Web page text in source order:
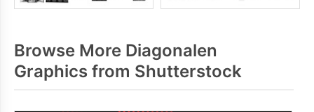
Browse More Diagonalen
Graphics from Shutterstock